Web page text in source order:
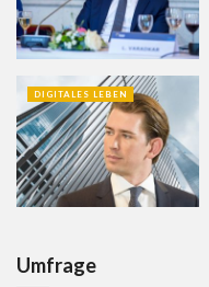
DIGITALES LEBEN
Umfrage